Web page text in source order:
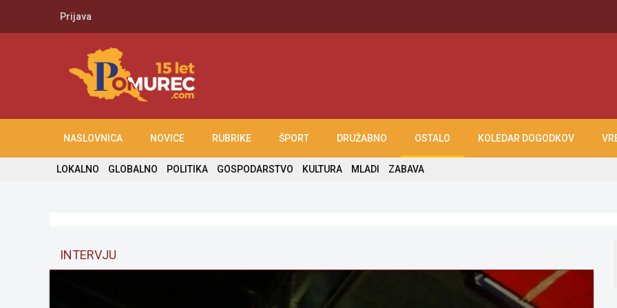
Prijava
NASLOVNICA NOVICE RUBRIKE ŠPORT DRUŽABNO OSTALO KOLEDAR DOGODKOV
LOKALNO GLOBALNO POLITIKA GOSPODARSTVO KULTURA MLADI ZABAVA
INTERVJU